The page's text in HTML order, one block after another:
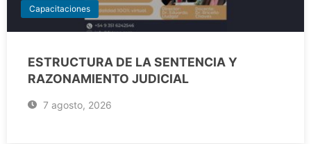
Capacitaciones
ESTRUCTURA DE LA SENTENCIA Y
RAZONAMIENTO JUDICIAL
7 agosto, 2026